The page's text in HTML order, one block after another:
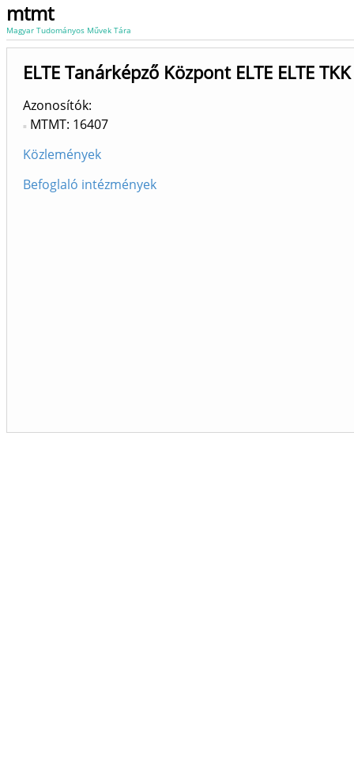
mtmt
Magyar Tudományos Művek Tára
ELTE Tanárképző Központ ELTE ELTE
Azonosítók
MTMT: 16407
Közlemények
Befoglaló intézmények